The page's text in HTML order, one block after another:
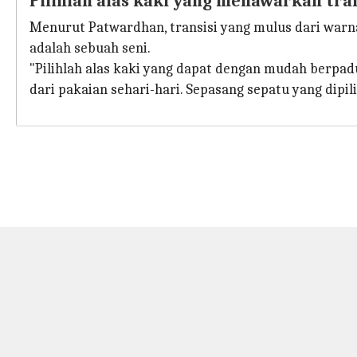
Menurut Patwardhan, transisi yang mulus dari
adalah sebuah seni.
"Pilihlah alas kaki yang dapat dengan mudah
dari pakaian sehari-hari. Sepasang sepatu yang